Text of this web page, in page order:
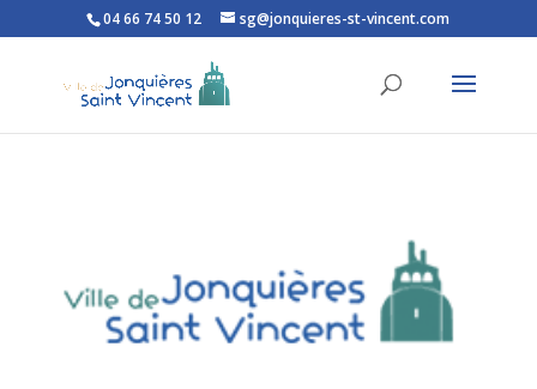
Ouvrir la barre d’outils
04 66 74 50 12 sg@jonquieres-st-vincent.com